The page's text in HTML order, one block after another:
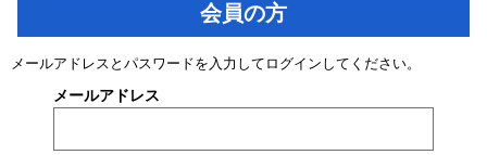
会員の方
メールアドレスとパスワードを入力してログインしてください。
メールアドレス